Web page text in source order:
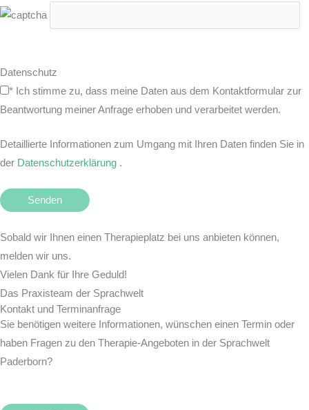
Datenschutz
* Ich stimme zu, dass meine Daten aus dem Kontaktformular zur
Beantwortung meiner Anfrage erhoben und verarbeitet werden.
Detaillierte Informationen zum Umgang mit Ihren Daten finden Sie in
der Datenschutzerklärung .
Sobald wir Ihnen einen Therapieplatz bei uns anbieten können,
melden wir uns.
Vielen Dank für Ihre Geduld!
Das Praxisteam der Sprachwelt
Kontakt und Terminanfrage
Sie benötigen weitere Informationen, wünschen einen Termin oder
haben Fragen zu den Therapie-Angeboten in der Sprachwelt
Paderborn?